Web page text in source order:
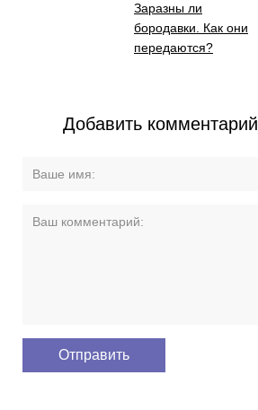
Заразны ли
бородавки. Как они
передаются?
Добавить комментарий